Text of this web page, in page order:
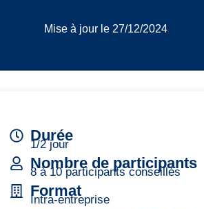
Mise à jour le 27/12/2024
Durée
1/2 jour
Nombre de participants
8 à 10 participants conseillés
Format
Intra-entreprise